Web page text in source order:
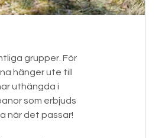
grupper. För
hänger ute till
uthängda i
som erbjuds
när det passar!